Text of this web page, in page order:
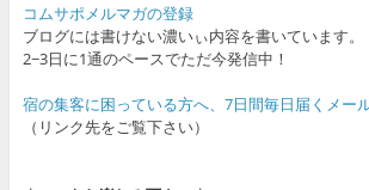
コムサポメルマガの登録
ブログには書けない濃いぃ内容を書いています。
2−3日に1通のペースでただ今発信中！
宿の集客に困っている方へ、7日間毎日届くメー
（リンク先をご覧下さい）